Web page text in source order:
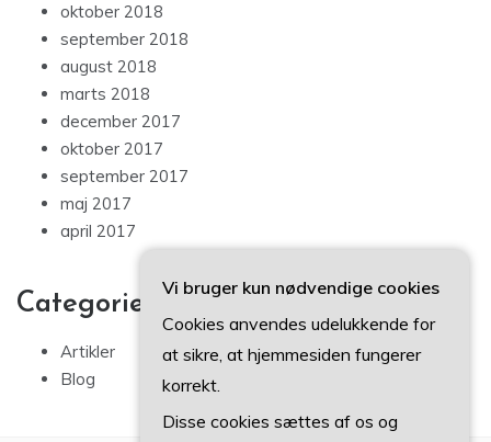
oktober 2018
september 2018
august 2018
marts 2018
december 2017
oktober 2017
september 2017
maj 2017
april 2017
Categories
Artikler
Blog
Vi bruger kun nødvendige cookies
Cookies anvendes udelukkende for
at sikre, at hjemmesiden fungerer
korrekt.
Disse cookies sættes af os og